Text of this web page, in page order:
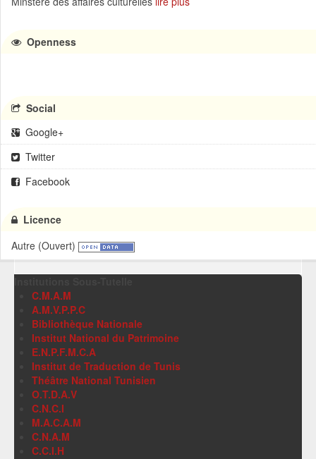
Openness
Social
Google+
Twitter
Facebook
Licence
Autre (Ouvert)
C.M.A.M
A.M.V.P.P.C
Bibliothèque Nationale
Institut National du Patrimoine
E.N.P.F.M.C.A
Institut de Traduction de Tunis
Théâtre National Tunisien
O.T.D.A.V
C.N.C.I
M.A.C.A.M
C.N.A.M
C.C.I.H